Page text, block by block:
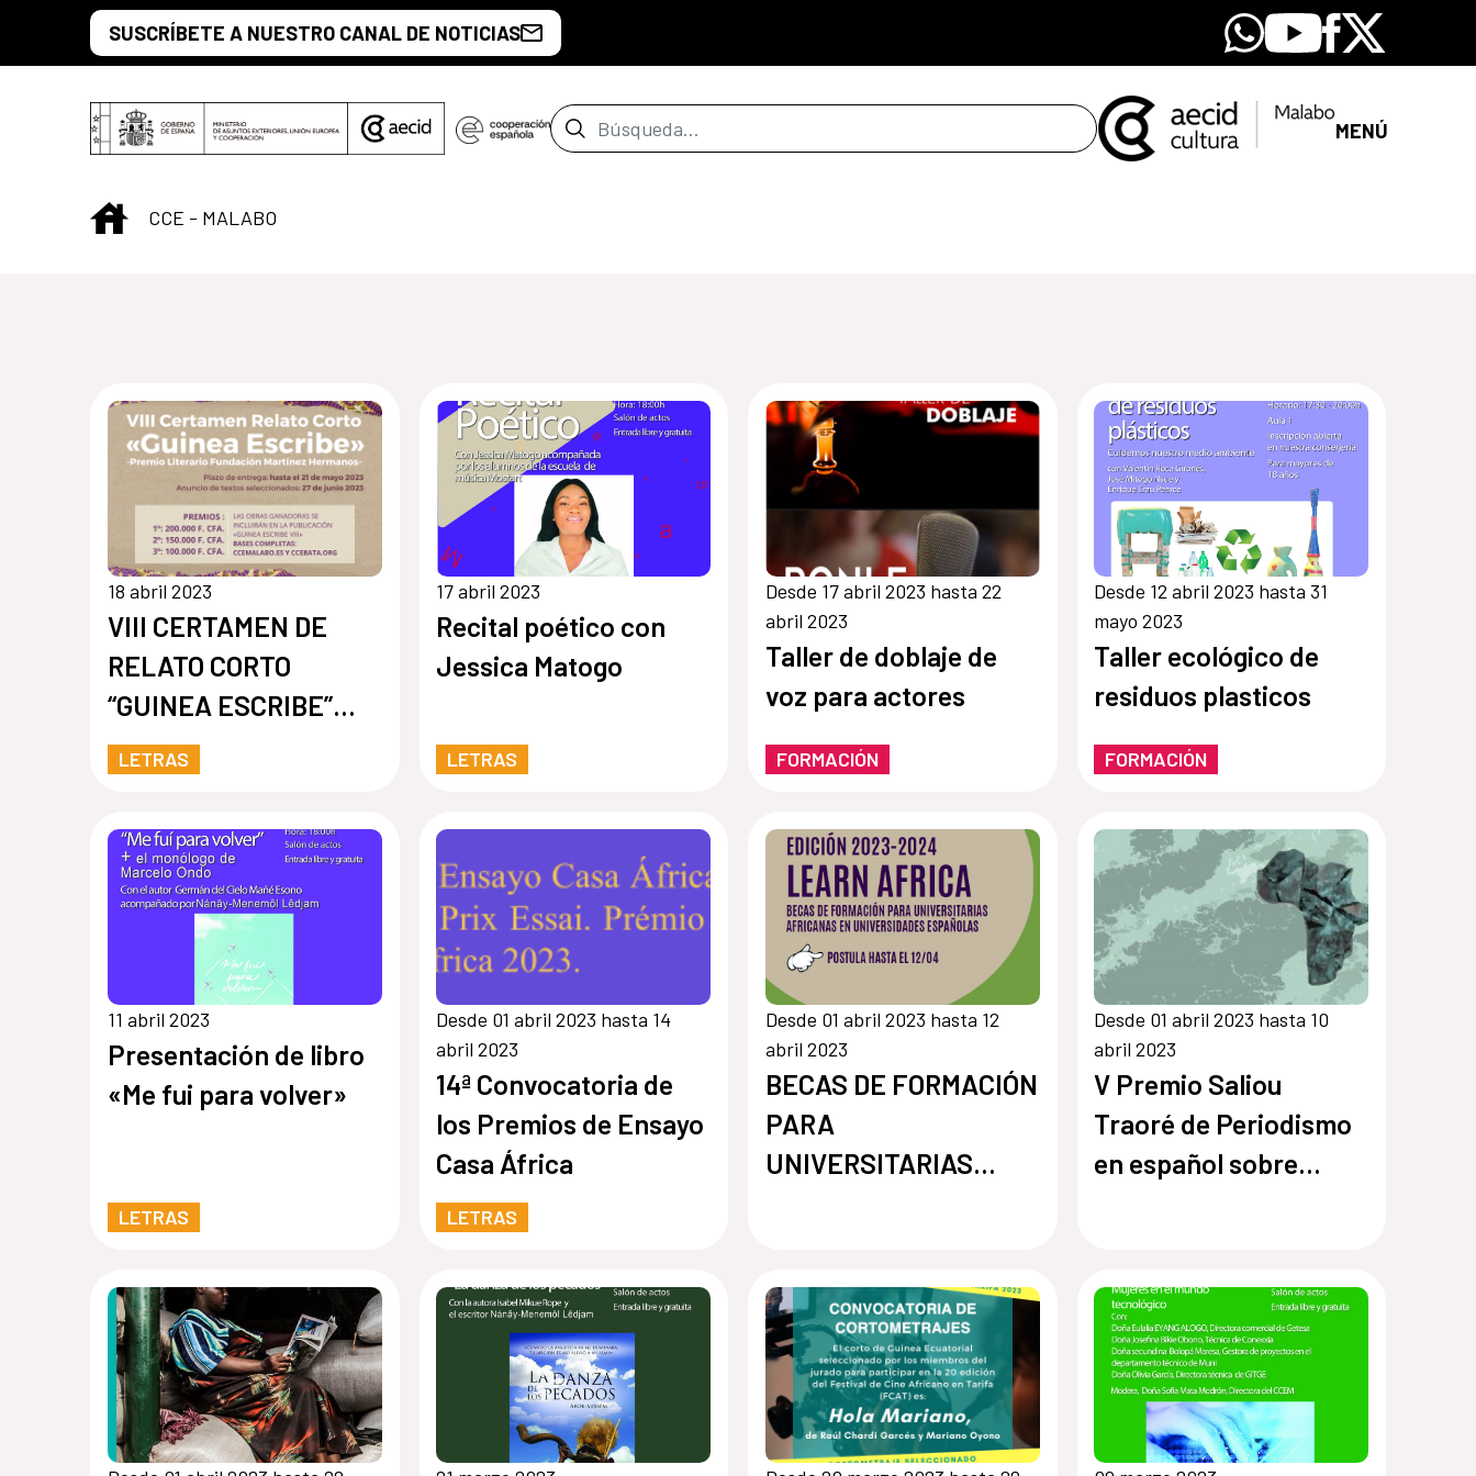
Saltar al contenido principal
SUSCRÍBETE A NUESTRO CANAL DE NOTICIAS Whatsapp
YoutubeFacebook
X
Barra de búsqueda MENÚ
INICIO
CCE - MALABO
18 abril 2023
VIII CERTAMEN DE
RELATO CORTO
“GUINEA ESCRIBE”
2023
LETRAS
17 abril 2023
Recital poético con
Jessica Matogo
LETRAS
Desde 17 abril 2023 hasta 22
abril 2023
Taller de doblaje de
voz para actores
FORMACIÓN
Desde 12 abril 2023 hasta 31
mayo 2023
Taller ecológico de
residuos plasticos
FORMACIÓN
11 abril 2023
Presentación de libro
«Me fui para volver»
LETRAS
Desde 01 abril 2023 hasta 14
abril 2023
14ª Convocatoria de
los Premios de Ensayo
Casa África
LETRAS
Desde 01 abril 2023 hasta 12
abril 2023
BECAS DE FORMACIÓN
PARA
UNIVERSITARIAS
ESPAÑOLAS
Desde 01 abril 2023 hasta 10
abril 2023
V Premio Saliou
Traoré de Periodismo
en español sobre